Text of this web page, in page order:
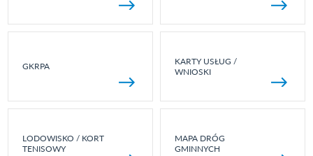
GKRPA
KARTY USŁUG /
WNIOSKI
LODOWISKO / KORT
TENISOWY
MAPA DRÓG
GMINNYCH